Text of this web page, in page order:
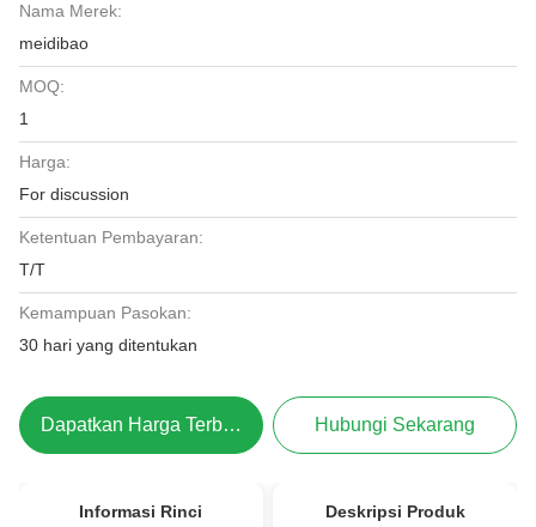
Nama Merek:
meidibao
MOQ:
1
Harga:
For discussion
Ketentuan Pembayaran:
T/T
Kemampuan Pasokan:
30 hari yang ditentukan
Dapatkan Harga Terbaik Hubungi Sekarang
Informasi Rinci Deskripsi Produk